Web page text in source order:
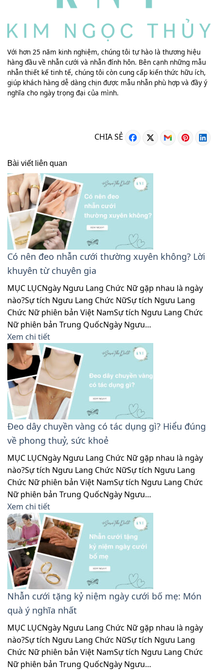
Với hơn 25 năm kinh nghiệm, chúng tôi tự hào là thương hiệu
hàng đầu về nhẫn cưới và nhẫn đính hôn. Bên cạnh những mẫu
nhẫn thiết kế tinh tế, chúng tôi còn cung cấp kiến thức hữu ích,
giúp khách hàng dễ dàng chịn được mẫu nhẫn phù hợp và đầy ý
nghĩa cho ngày trọng đại của mình.
CHIA SẺ
Bài viết liên quan
Có nên đeo nhẫn cưới thường xuyên không? Lời
khuyên từ chuyên gia
MỤC LỤCNgày Ngưu Lang Chức Nữ gặp nhau là ngày
nào?Sự tích Ngưu Lang Chức NữSự tích Ngưu Lang
Chức Nữ phiên bản Việt NamSự tích Ngưu Lang Chức
Nữ phiên bản Trung QuốcNgày Ngưu…
Xem chi tiết
Đeo dây chuyền vàng có tác dụng gì? Hiểu đúng
về phong thuỷ, sức khoẻ
MỤC LỤCNgày Ngưu Lang Chức Nữ gặp nhau là ngày
nào?Sự tích Ngưu Lang Chức NữSự tích Ngưu Lang
Chức Nữ phiên bản Việt NamSự tích Ngưu Lang Chức
Nữ phiên bản Trung QuốcNgày Ngưu…
Xem chi tiết
Nhẫn cưới tặng kỷ niệm ngày cưới bố mẹ: Món
quà ý nghĩa nhất
MỤC LỤCNgày Ngưu Lang Chức Nữ gặp nhau là ngày
nào?Sự tích Ngưu Lang Chức NữSự tích Ngưu Lang
Chức Nữ phiên bản Việt NamSự tích Ngưu Lang Chức
Nữ phiên bản Trung QuốcNgày Ngưu…